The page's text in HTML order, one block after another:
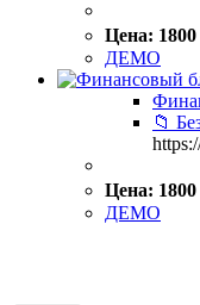
Цена: 1800
ДЕМО
📁
Цена: 1800
ДЕМО